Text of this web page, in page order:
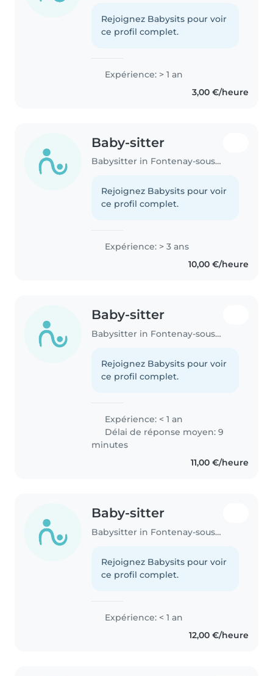
Rejoignez Babysits pour voir
ce profil complet.
Expérience: > 1 an
3,00 €/heure
Baby-sitter
Babysitter in Fontenay-sous-Bois
Rejoignez Babysits pour voir
ce profil complet.
Expérience: > 3 ans
10,00 €/heure
Baby-sitter
Babysitter in Fontenay-sous-Bois
Rejoignez Babysits pour voir
ce profil complet.
Expérience: < 1 an
Délai de réponse moyen: 9
minutes
11,00 €/heure
Baby-sitter
Babysitter in Fontenay-sous-Bois
Rejoignez Babysits pour voir
ce profil complet.
Expérience: < 1 an
12,00 €/heure